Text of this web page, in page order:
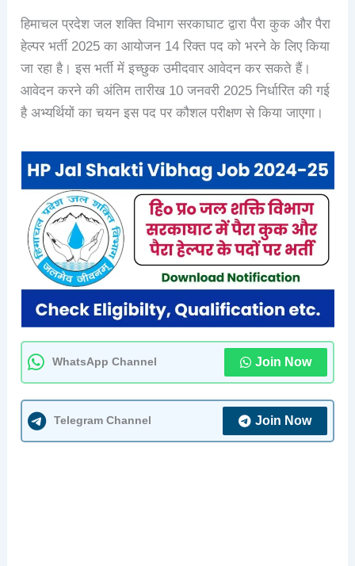
हिमाचल प्रदेश जल शक्ति विभाग सरकाघाट द्वारा पैरा कुक और पैरा
हेल्पर भर्ती 2025 का आयोजन 14 रिक्त पद को भरने के लिए किया
जा रहा है। इस भर्ती में इच्छुक उमीदवार आवेदन कर सकते हैं।
आवेदन करने की अंतिम तारीख 10 जनवरी 2025 निर्धारित की गई
है अभ्यर्थियों का चयन इस पद पर कौशल परीक्षण से किया जाएगा।
WhatsApp Channel Join Now
Telegram Channel Join Now